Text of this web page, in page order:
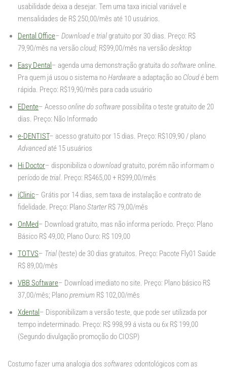
usabilidade deixa a desejar. Tem uma taxa inicial variável e
mensalidades de R$ 250,00/mês até 10 usuários.
Dental Office– Downloade trial gratuito por 30 dias. Preço: R$
79,90/mês na versãocloud; R$99,00/mês na versãodesktop
Easy Dental – agenda uma demonstração gratuita dosoftware online.
Pra quem já usou o sistema noHardware a adaptação ao Cloudé bem
rápida. Preço: R$19,90/mês para cada usuário
EDente– Acessoonline do software possibilita o teste gratuito de 20
dias. Preço: Não Informado
e-DENTIST– acesso gratuito por 15 dias. Preço: R$109,90 / plano
Advanced até 15 usuários
Hi Doctor– disponibiliza odownload gratuito, porém não informam o
período de trial. Preço: R$465,00 + R$99,00/mês
iClinic– Grátis por 14 dias, sem taxa de instalação e contrato de
fidelidade. Preço: PlanoStarterR$ 79,00/mês
OnMed– Download gratuito, mas não informa período. Preço: Plano
Básico R$ 49,00; Plano Ouro: R$ 109,00
TOTVS– Trial (teste) de 30 dias gratuitos. Preço: Pacote Fly01 Saúde
R$ 89,00/mês
VBB Software– Download imediato no site. Preço: Plano básico R$
37,00/mês; Planopremium R$ 102,00/mês
Xdental – Disponibilizam a versão teste, que pode ser utilizada por
tempo indeterminado. Preço: R$ 998,99 á vista ou 6x R$ 199,00
(Segundo divulgação promoção do CIOSP)
Costumo fazer uma analogia dos softwares odontológicos com as